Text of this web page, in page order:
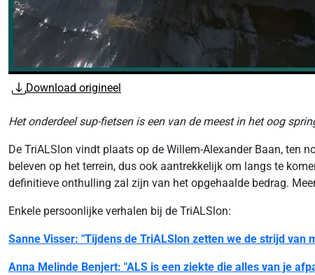
Download origineel
Het onderdeel sup-fietsen is een van de meest in het oog
De TriALSlon vindt plaats op de Willem-Alexander Baan, ten
beleven op het terrein, dus ook aantrekkelijk om langs te
definitieve onthulling zal zijn van het opgehaalde bedrag.
Enkele persoonlijke verhalen bij de TriALSlon:
Sanne Visser: "Tijdens de TriALSlon zetten we de strijd van
Anna Melinde Benjert: "ALS is een ziekte die alles van je